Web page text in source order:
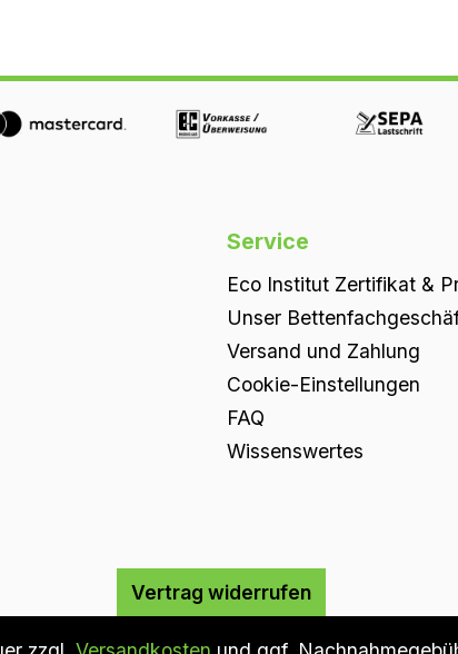
Service
Eco Institut Zertifikat &
Unser
Versand und Zahlung
Cookie-Einstellungen
FAQ
Wissenswertes
Vertrag widerrufen